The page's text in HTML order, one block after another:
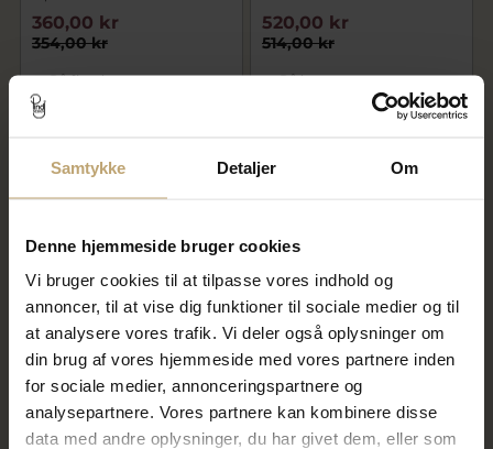
Samtykke Detaljer Om
Denne hjemmeside bruger cookies
Vi bruger cookies til at tilpasse vores indhold og
annoncer, til at vise dig funktioner til sociale medier og til
at analysere vores trafik. Vi deler også oplysninger om
din brug af vores hjemmeside med vores partnere inden
for sociale medier, annonceringspartnere og
analysepartnere. Vores partnere kan kombinere disse
data med andre oplysninger, du har givet dem, eller som
354,00 kr
360,00 kr
På fjernlager
514,00 kr
520,00 kr
På lager
Hultquist Harper Crawler
øreringe forgyldt sølv m. cz +
fvp
314,00 kr
320,00 kr
Hultquist Harper Petite
øreringe forgyldt sølv m. cz +
fvp
314,00 kr
320,00 kr